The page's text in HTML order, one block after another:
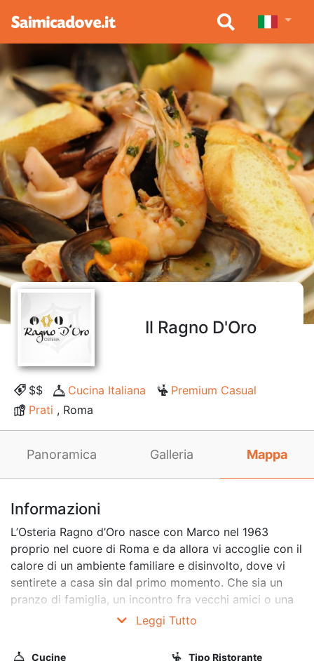
Il Ragno D'Oro
$$ Cucina Italiana
Premium Casual
Prati , Roma
Panoramica Galleria Mappa
Informazioni
L’Osteria Ragno d’Oro nasce con Marco nel 1963
proprio nel cuore di Roma e da allora vi accoglie con il
calore di un ambiente familiare e disinvolto, dove vi
sentirete a casa sin dal primo momento. Che sia un
pranzo di famiglia, un incontro fra vecchi amici o una
cena di lavoro, sarete accolti con simpatia e serviti
romana tradizionale, con alcune specialità rivisitate in
Leggi Tutto
Cucine Tipo Ristorante